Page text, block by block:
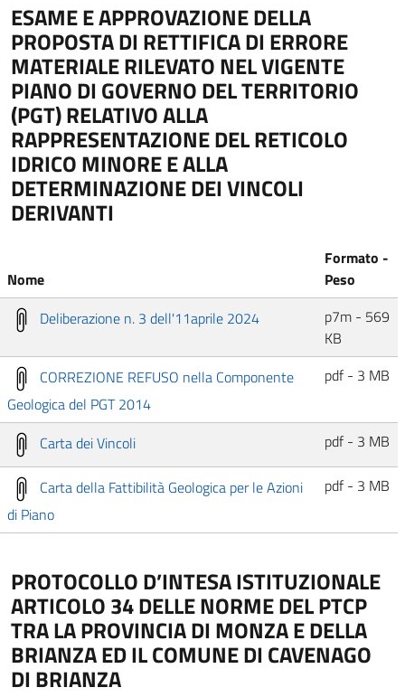
ESAME E APPROVAZIONE DELLA
PROPOSTA DI RETTIFICA DI ERRORE
MATERIALE RILEVATO NEL VIGENTE
PIANO DI GOVERNO DEL TERRITORIO
(PGT) RELATIVO ALLA
RAPPRESENTAZIONE DEL RETICOLO
IDRICO MINORE E ALLA
DETERMINAZIONE DEI VINCOLI
DERIVANTI
Nome
Formato -
Peso
Deliberazione n. 3 dell'11aprile 2024
p7m - 569
KB
CORREZIONE REFUSO nella Componente
Geologica del PGT 2014
pdf - 3 MB
Carta dei Vincoli pdf - 3 MB
Carta della Fattibilità Geologica per le Azioni
di Piano
pdf - 3 MB
PROTOCOLLO D’INTESA ISTITUZIONALE
ARTICOLO 34 DELLE NORME DEL PTCP
TRA LA PROVINCIA DI MONZA E DELLA
BRIANZA ED IL COMUNE DI CAVENAGO
DI BRIANZA